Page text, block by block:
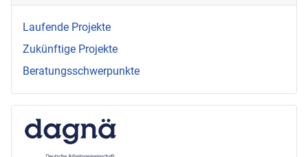
Laufende Projekte
Zukünftige Projekte
Beratungsschwerpunkte